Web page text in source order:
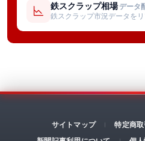
鉄スクラップ相場 データ
鉄スクラップ市況データを
サイトマップ
特定商